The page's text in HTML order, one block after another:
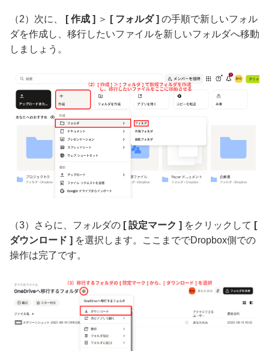
（2）次に、 [ 作成 ] ＞ [ フォルダ ] の手順で新しいフォル
ダを作成し、移行したいファイルを新しいフォルダへ移動
しましょう。
（3）さらに、フォルダの [ 設定マーク ] をクリックして [
ダウンロード ] を選択します。ここまででDropbox側での
操作は完了です。